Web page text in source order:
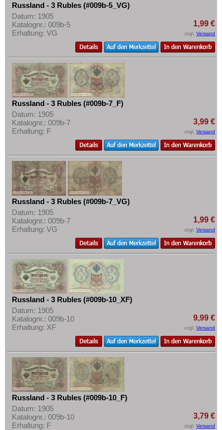
Russland - 3 Rubles (#009b-5_VG)
Datum: 1905
Katalognr.: 009b-5
Erhaltung: VG
1,99 €
zzgl. Versand
Russland - 3 Rubles (#009b-7_F)
Datum: 1905
Katalognr.: 009b-7
Erhaltung: F
3,99 €
zzgl. Versand
Russland - 3 Rubles (#009b-7_VG)
Datum: 1905
Katalognr.: 009b-7
Erhaltung: VG
1,99 €
zzgl. Versand
Russland - 3 Rubles (#009b-10_XF)
Datum: 1905
Katalognr.: 009b-10
Erhaltung: XF
9,99 €
zzgl. Versand
Russland - 3 Rubles (#009b-10_F)
Datum: 1905
Katalognr.: 009b-10
Erhaltung: F
3,79 €
zzgl. Versand